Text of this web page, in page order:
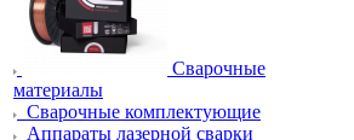
Сварочные
материалы
Сварочные комплектующие
Аппараты лазерной сварки